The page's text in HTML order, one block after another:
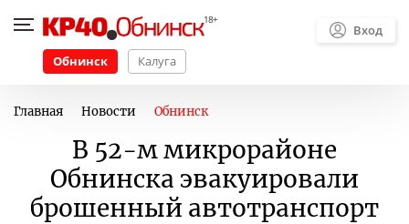
Обнинск Калуга
Вход
Главная Новости Обнинск
В 52-м микрорайоне
Обнинска эвакуировали
брошенный автотранспорт